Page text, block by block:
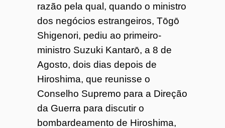
razão pela qual, quando o ministro
dos negócios estrangeiros, Tōgō
Shigenori, pediu ao primeiro-
ministro Suzuki Kantarō, a 8 de
Agosto, dois dias depois de
Hiroshima, que reunisse o
Conselho Supremo para a Direção
da Guerra para discutir o
bombardeamento de Hiroshima,